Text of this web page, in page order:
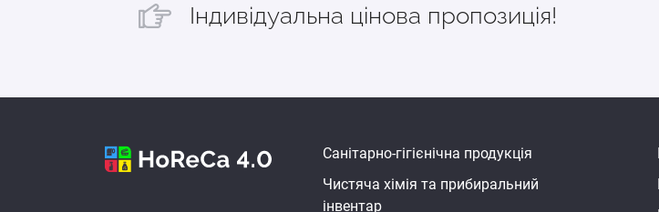
Індивідуальна цінова пропозиція!
Санітарно-гігієнічна продукція
Чистяча хімія та прибиральний
інвентар